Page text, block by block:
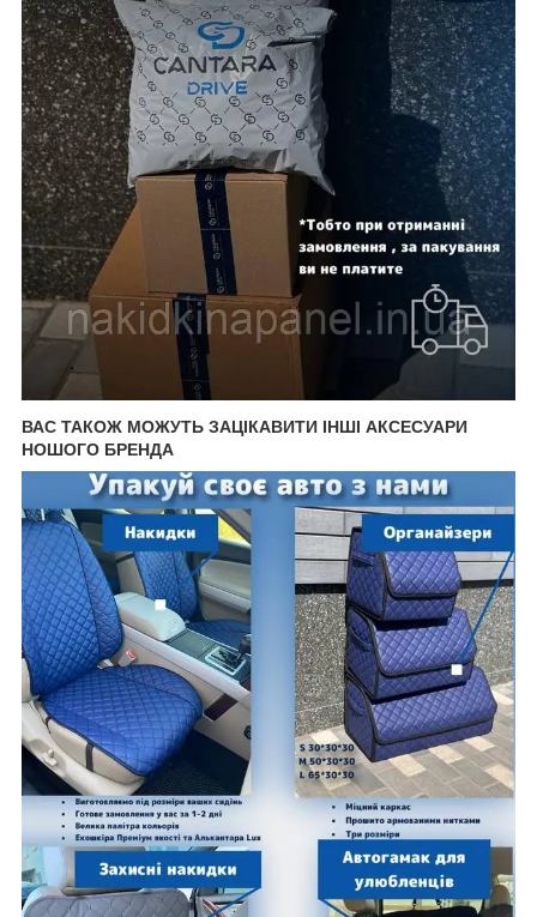
ВАС ТАКОЖ МОЖУТЬ ЗАЦІКАВИТИ ІНШІ АКСЕСУАРИ
НОШОГО БРЕНДА